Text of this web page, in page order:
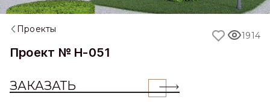
Проекты
Проект № H-051
ЗАКАЗАТЬ
1914